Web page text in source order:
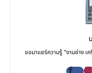
ขอมาแชร์ความรู้ "งานช่าง เ